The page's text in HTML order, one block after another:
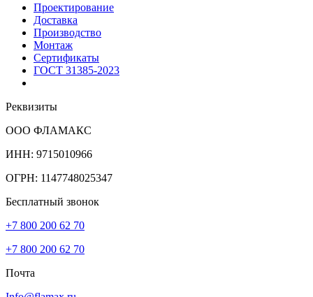
Проектирование
Доставка
Производство
Монтаж
Сертификаты
ГОСТ 31385-2023
Реквизиты
ООО ФЛАМАКС
ИНН: 9715010966
ОГРН: 1147748025347
Бесплатный звонок
+7 800 200 62 70
+7 800 200 62 70
Почта